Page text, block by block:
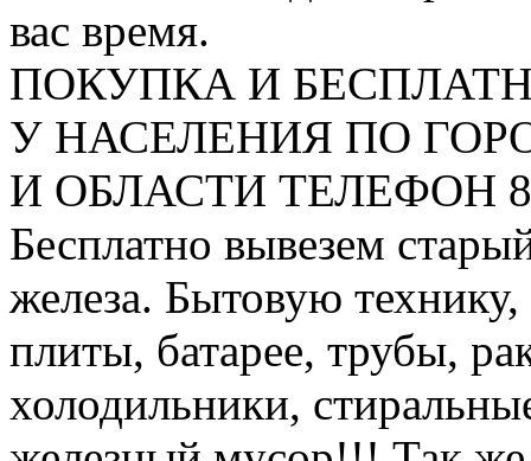
вас время.
ПОКУПКА И
У НАСЕЛЕНИЯ ПО
И ОБЛАСТИ ТЕЛЕФОН 8
Бесплатно вывезем
железа. Бытовую
плиты, батарее, трубы,
холодильники,